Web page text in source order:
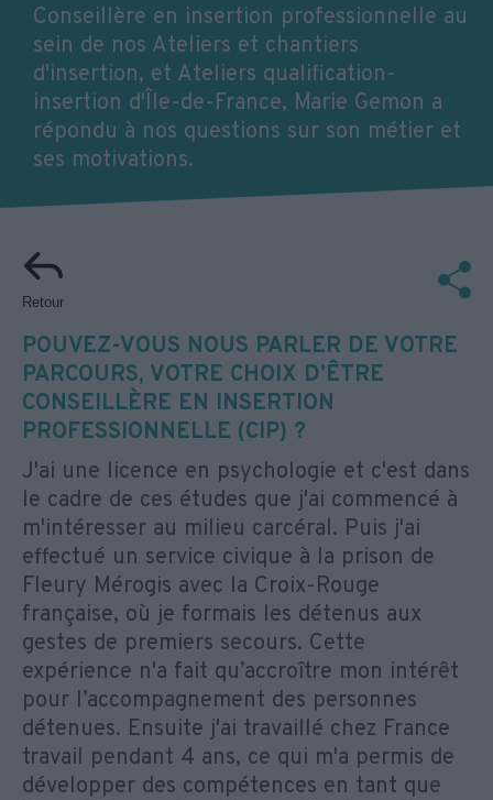
Conseillère en insertion professionnelle au
sein de nos Ateliers et chantiers
d'insertion, et Ateliers qualification-
insertion d'Île-de-France, Marie Gemon a
répondu à nos questions sur son métier et
ses motivations.
Retour
POUVEZ-VOUS NOUS PARLER DE VOTRE
PARCOURS, VOTRE CHOIX D’ÊTRE
CONSEILLÈRE EN INSERTION
PROFESSIONNELLE (CIP) ?
J'ai une licence en psychologie et c'est dans
le cadre de ces études que j'ai commencé à
m'intéresser au milieu carcéral. Puis j'ai
effectué un service civique à la prison de
Fleury Mérogis avec la Croix-Rouge
française, où je formais les détenus aux
gestes de premiers secours. Cette
expérience n'a fait qu’accroître mon intérêt
pour l’accompagnement des personnes
détenues. Ensuite j'ai travaillé chez France
travail pendant 4 ans, ce qui m'a permis de
développer des compétences en tant que